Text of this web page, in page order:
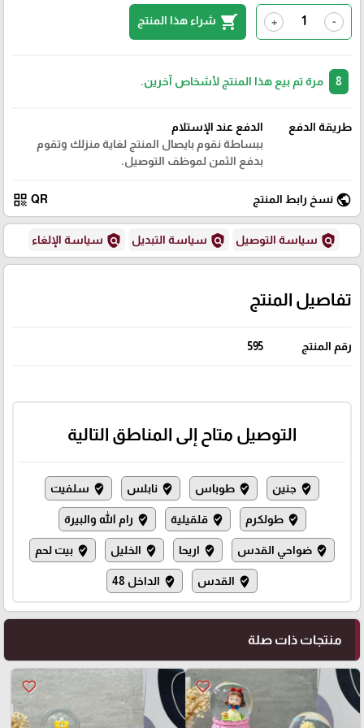
-
+
shopping_cart شراء هذا المنتج
مرة تم بيع هذا المنتج لأشخاص آخرين.
طريقة الدفع
الدفع عند الإستلام
ببساطة نقوم بايصال المنتج لغاية منزلك وتقوم
بدفع الثمن لموظف التوصيل.
public نسخ رابط المنتج QR
qr_code
policy سياسة التوصيل policy سياسة التبديل policy سياسة الإلغاء
تفاصيل المنتج
رقم المنتج 595
التوصيل متاح إلى المناطق التالية
where_to_vote جنين where_to_vote طوباس where_to_vote نابلس where_to_vote سلفيت
where_to_vote طولكرم where_to_vote قلقيلية where_to_vote رام الله والبيرة
where_to_vote ضواحي القدس where_to_vote اريحا where_to_vote الخليل where_to_vote بيت لحم
where_to_vote القدس where_to_vote الداخل 48
منتجات ذات صلة
favorite_border
favorite_border